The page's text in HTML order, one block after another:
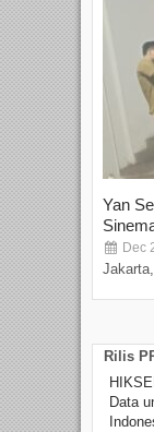
Yan
Dec
Rilis
Data